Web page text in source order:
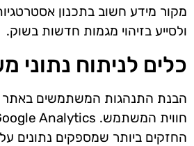
מקור מידע חשוב בתכנון
ולסייע בזיהוי מגמות חדשות בשוק.
כלים לניתוח נתוני
הבנת התנהגות המשתמשים באתר
החזקים ביותר שמספקים נתונים